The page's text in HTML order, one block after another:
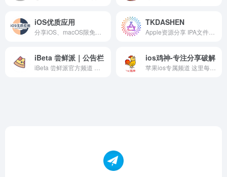
iOS优质应用 TKDASHEN
iBeta 尝鲜派｜公告栏 ios鸡神-专注分享破解